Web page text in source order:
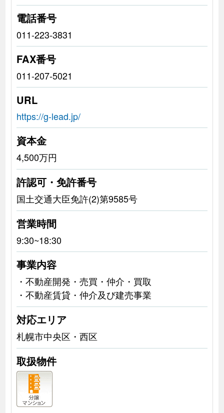
電話番号
011-223-3831
FAX番号
011-207-5021
URL
https://g-lead.jp/
資本金
4,500万円
許認可・免許番号
国土交通大臣免許(2)第9585号
営業時間
9:30~18:30
事業内容
・不動産開発・売買・仲介・買取
・不動産賃貸・仲介及び建売事業
対応エリア
札幌市中央区・西区
取扱物件